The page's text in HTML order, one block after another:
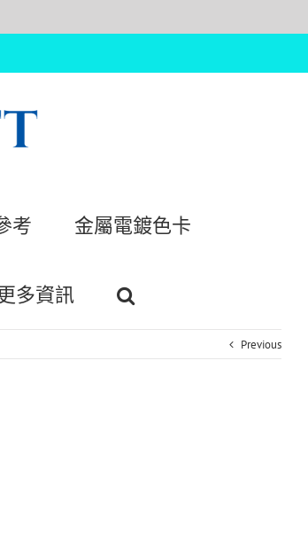
考 金屬電鍍色卡
多資訊
Previous